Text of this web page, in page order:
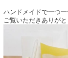
ハンドメイドで一つ
ご覧いただきありがと